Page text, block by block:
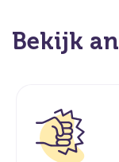
Bekijk